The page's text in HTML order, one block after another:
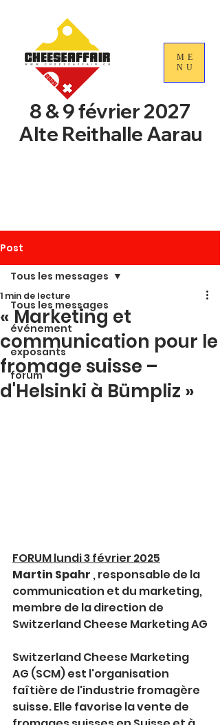
ME
NU
8 & 9 février 2027
Alte Reithalle Aarau
Post
Tous les messages
événement
exposants
forum
Tous les messages
« Marketing et
communication pour le
fromage suisse –
d'Helsinki à Bümpliz »
1 min de lecture
FORUM lundi 3 février 2025
Martin Spahr , responsable de la
communication et du marketing,
membre de la direction de
Switzerland Cheese Marketing AG
Switzerland Cheese Marketing
AG (SCM) est l'organisation
faîtière de l'industrie fromagère
suisse. Elle favorise la vente de